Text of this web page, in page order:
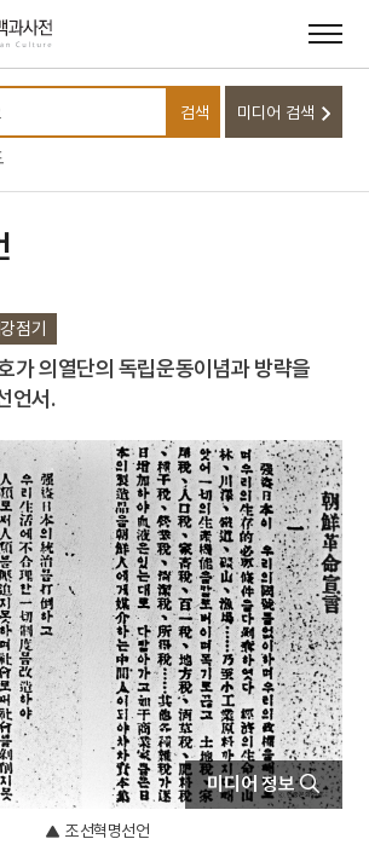
검색어를 입력하세요
검색 미디어 검색
장공주
게판
장공주
판
점기
가 의열단의 독립운동이념과 방략을
언서.
미디어 정보
조선혁명선언